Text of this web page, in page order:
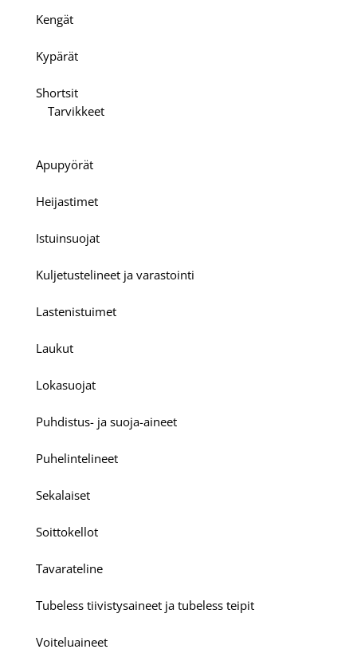
Kengät
Kypärät
Shortsit
Tarvikkeet
Apupyörät
Heijastimet
Istuinsuojat
Kuljetustelineet ja varastointi
Lastenistuimet
Laukut
Lokasuojat
Puhdistus- ja suoja-aineet
Puhelintelineet
Sekalaiset
Soittokellot
Tavarateline
Tubeless tiivistysaineet ja tubeless teipit
Voiteluaineet